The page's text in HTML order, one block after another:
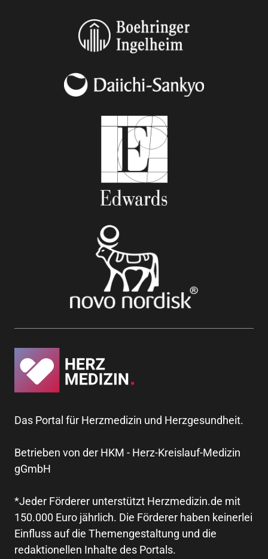
Das Portal für Herzmedizin und Herzgesundheit.
Betrieben von der HKM - Herz-Kreislauf-Medizin
gGmbH
*Jeder Förderer unterstützt Herzmedizin.de mit
150.000 Euro jährlich. Die Förderer haben keinerlei
Einfluss auf die Themengestaltung und die
redaktionellen Inhalte des Portals.